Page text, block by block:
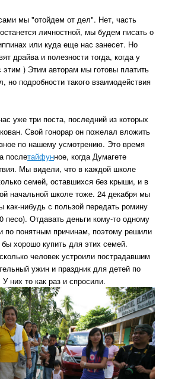
мы "отойдем от дел". Нет, часть
личностной, мы будем писать о
или куда еще нас занесет. Но
драйва и полезности тогда, когда у
этим ) Этим авторам мы готовы платить
но подробности такого взаимодействия
уже три поста, последний из которых
Свой гонорар он пожелал вложить
по нашему усмотрению. Это время
послетайфунное, когда Думагете
Мы видели, что в каждой школе
семей, оставшихся без крыши, и в
начальной школе тоже. 24 декабря мы
как-нибудь с пользой передать ромину
песо). Отдавать деньги кому-то одному
по понятным причинам, поэтому решили
хорошо купить для этих семей.
человек устроили пострадавшим
ужин и праздник для детей по
них то как раз и спросили.